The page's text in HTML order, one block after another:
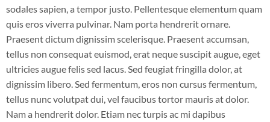
sodales sapien, a tempor justo. Pellentesque elementum quam
quis eros viverra pulvinar. Nam porta hendrerit ornare.
Praesent dictum dignissim scelerisque. Praesent accumsan,
tellus non consequat euismod, erat neque suscipit augue, eget
ultricies augue felis sed lacus. Sed feugiat fringilla dolor, at
dignissim libero. Sed fermentum, eros non cursus fermentum,
tellus nunc volutpat dui, vel faucibus tortor mauris at dolor.
Nam a hendrerit dolor. Etiam nec turpis ac mi dapibus